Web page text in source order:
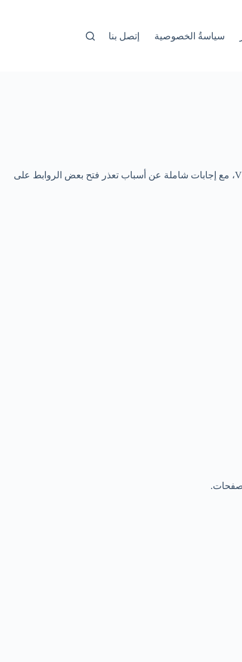
سياسةُ الخصوصية إتصل بنا
تعرف على 3 طرق فعالة لحل مشكلة عدم فتح المواقع في المتصفح رغم وجود اتصال بالإنترنت، بما في ذلك تنظيف الكاش، تغيير DNS، وإيقاف VPN، مع إجابات شاملة عن أسباب تعذر فتح بعض الروابط على